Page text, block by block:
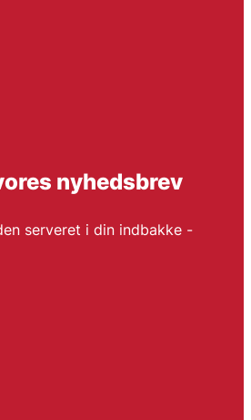
nyhedsbrev
serveret i din indbakke -